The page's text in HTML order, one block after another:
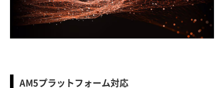
AM5プラットフォーム対応